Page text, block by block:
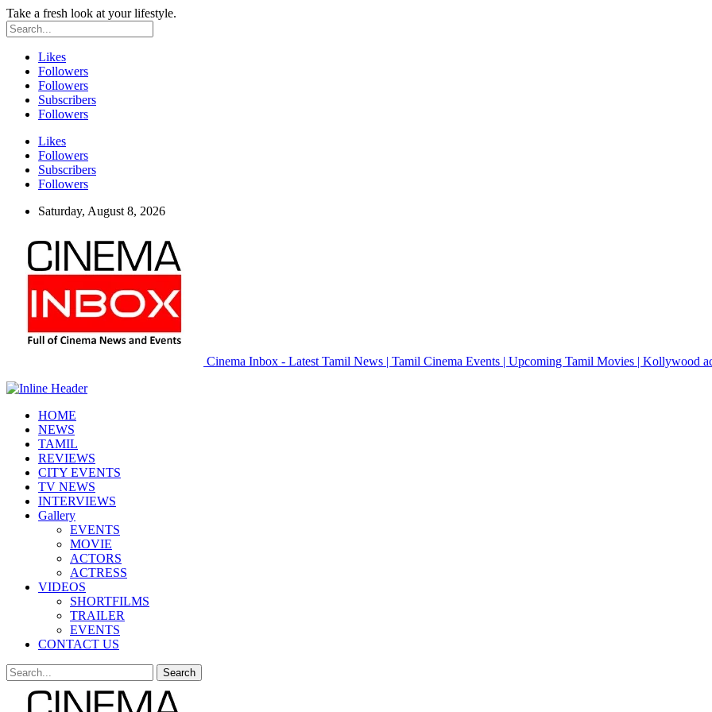
Take a fresh look at your lifestyle.
Likes
Followers
Followers
Subscribers
Followers
Likes
Followers
Subscribers
Followers
Saturday, August 8, 2026
Cinema Inbox - Latest Tamil News | Tamil Cinema Events | Upcoming Tamil Movies | Kollywood
HOME
NEWS
TAMIL
REVIEWS
CITY EVENTS
TV NEWS
INTERVIEWS
Gallery
EVENTS
MOVIE
ACTORS
ACTRESS
VIDEOS
SHORTFILMS
TRAILER
EVENTS
CONTACT US